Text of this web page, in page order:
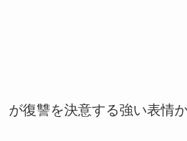
復讐を決意する強い表情か